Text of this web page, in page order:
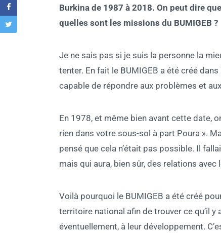
Burkina de 1987 à 2018. On peut dire
quelles sont les missions du BUMIGEB ?
Je ne sais pas si je suis la personne la
tenter. En fait le BUMIGEB a été créé
capable de répondre aux problèmes et
En 1978, et même bien avant cette date,
rien dans votre sous-sol à part Poura ».
pensé que cela n’était pas possible. Il
mais qui aura, bien sûr, des relations
Voilà pourquoi le BUMIGEB a été créé
territoire national afin de trouver ce qu’il
éventuellement, à leur développement.